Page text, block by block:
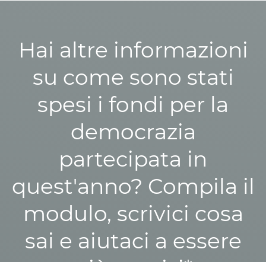
Hai altre informazioni
su come sono stati
spesi i fondi per la
democrazia
partecipata in
quest'anno? Compila il
modulo, scrivici cosa
sai e aiutaci a essere